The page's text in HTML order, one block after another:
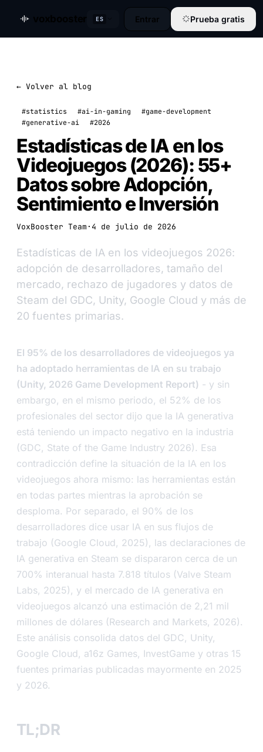
ES Entrar Prueba gratis
← Volver al blog
#statistics #ai-in-gaming
#game-development
#generative-ai
#2026
Estadísticas de IA en los
Videojuegos (2026): 55+
Datos sobre Adopción,
Sentimiento e Inversión
VoxBooster Team · 4 de julio de 2026
Estadísticas de IA en los videojuegos 2026:
adopción de desarrolladores, tamaño del
mercado, rechazo de jugadores y datos de
Steam del GDC, Unity, Google Cloud y más de
20 fuentes primarias.
El 95% de los desarrolladores de videojuegos ya
ha adoptado herramientas de IA en su trabajo
(Unity, 2026 Game Development Report) - y sin
embargo, en el mismo periodo, el 52% de los
profesionales del sector dijo que la IA generativa
está teniendo un impacto negativo en la industria
(GDC, State of the Game Industry 2026). Esa
contradicción define la situación de la IA en los
videojuegos ahora mismo: las herramientas están
en todas partes mientras la aprobación se
desploma. Por separado, el 90% de los
desarrolladores dice usar IA en sus flujos de
trabajo (Google Cloud, 2025), las declaraciones de
IA generativa en Steam se dispararon cerca de un
700% interanual hasta 7.818 títulos (Valve Steam
Labs, 2025), y el mercado de IA generativa en
videojuegos alcanzó una estimación de 2,21 mil
millones de dólares (Research and Markets, 2026).
Este análisis consolida datos del GDC, Unity,
Google Cloud, a16z Games, InvestGame y otras 15
fuentes primarias publicadas mayormente en 2025
y 2026.
TL;DR